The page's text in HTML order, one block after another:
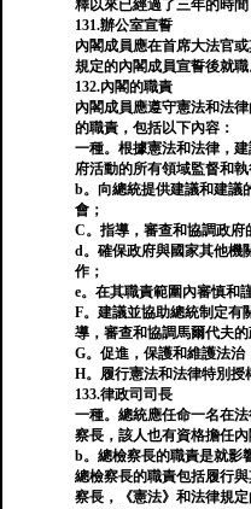
釋以來已經過了三年的時間
131.辦公室宣誓
內閣成員應在首席大法官
規定的內閣成員宣誓後就職
132.內閣的職責
內閣成員應遵守憲法和法
的職責，包括以下內容：
一種。根據憲法和法律，
府活動的所有領域監督和執
b。向總統提供建議和建議
會；
C。指導，審查和協調政府
d。確保政府與國家其他機
作；
e。在其職責範圍內審慎和
F。建議並協助總統制定有
導，審查和協調馬爾代夫
G。促進，保護和維護法治
H。履行憲法和法律特別授
133.律政司司長
一種。總統應任命一名在
察長，該人也有資格擔任
b。總檢察長的職責是就影
總檢察長的職責包括履行
察長，《憲法》和法律規定